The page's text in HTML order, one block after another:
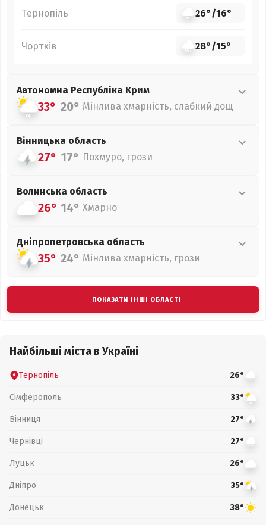
Тернопіль 26°/16°
Чортків 28°/15°
Автономна Республіка Крим
33° 20° Мінлива хмарність, слабкий дощ
Вінницька область
27° 17° Похмуро, грози
Волинська область
26° 14° Хмарно
Дніпропетровська область
35° 24° Мінлива хмарність, грози
ПОКАЗАТИ ІНШІ ОБЛАСТІ
Найбільші міста в Україні
Тернопіль 26°
Сімферополь 33°
Вінниця 27°
Чернівці 27°
Луцьк 26°
Дніпро 35°
Донецьк 38°